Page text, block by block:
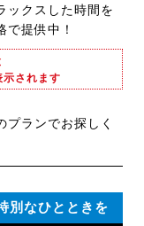
ックスした時間を
提供中！
されます
ランでお探しく
別なひとときを